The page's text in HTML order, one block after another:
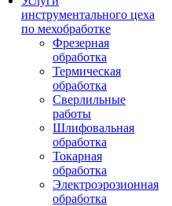
инструментального цеха
по мехобработке
Фрезерная
обработка
Термическая
обработка
Сверлильные
работы
Шлифовальная
обработка
Токарная
обработка
Электроэрозионная
обработка